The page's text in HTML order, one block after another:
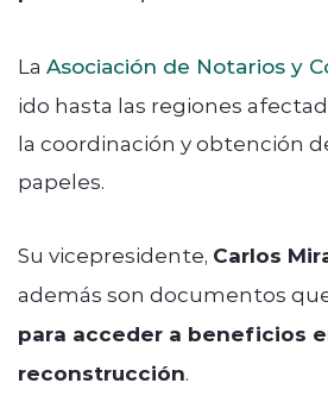
La Asociación de Notarios y
ido hasta las regiones
la coordinación y obtención
papeles.
Su vicepresidente, Carlos
además son documentos
para acceder a beneficios
reconstrucción.